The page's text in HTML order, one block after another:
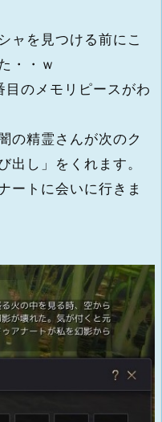
ャを見つける前にこ
・・ｗ
のメモリピースがわ
の精霊さんが次のク
出し」をくれます。
ートに会いに行きま